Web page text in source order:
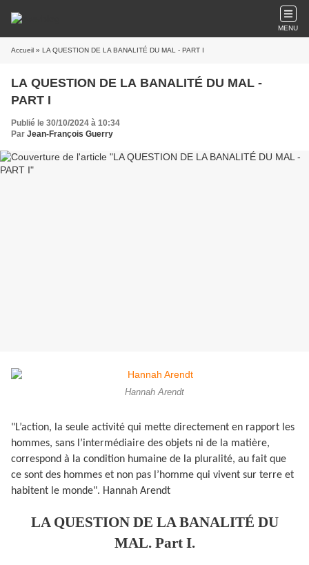
MENU
Accueil » LA QUESTION DE LA BANALITÉ DU MAL - PART I
LA QUESTION DE LA BANALITÉ DU MAL -
PART I
Publié le 30/10/2024 à 10:34
Par Jean-François Guerry
Hannah Arendt
"L’action, la seule activité qui mette directement en rapport les
hommes, sans l’intermédiaire des objets ni de la matière,
correspond à la condition humaine de la pluralité, au fait que
ce sont des hommes et non pas l’homme qui vivent sur terre et
habitent le monde". Hannah Arendt
LA QUESTION DE LA BANALITÉ DU
MAL. Part I.